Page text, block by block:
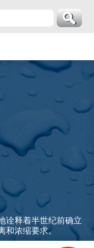
诠释着半世纪前确立
浓缩要求。